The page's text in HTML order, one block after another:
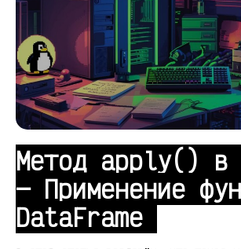
Метод apply() в
— Применение
DataFrame